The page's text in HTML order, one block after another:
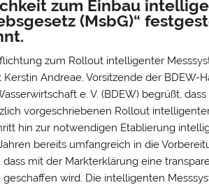
zum Einbau
(MsbG)“
zum Rollout intelligenter
Andreae, Vorsitzende der BDEW-
e. V. (BDEW) begrüßt,
vorgeschriebenen Rollout
hin zur notwendigen Etablierung
bereits umfangreich in die
mit der Markterklärung eine
wird. Die intelligenten